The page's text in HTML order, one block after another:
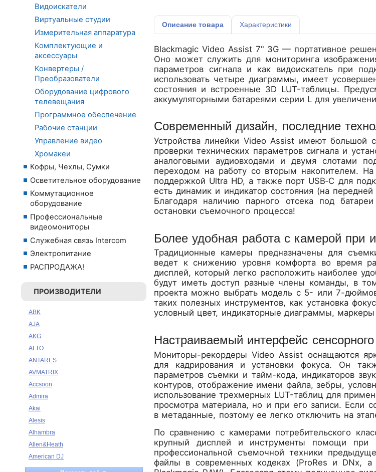
Видоискатели
Виртуальные студии
Измерительная аппаратура
Комплектующие и
аксессуары
Конвертеры /
Преобразователи
Оборудование цифрового
телевещания
Программное обеспечение
Рабочие станции
Управление видео
Хромакеи
Кофры, Чехлы, Сумки
Осветительное оборудование
Коммутационное
оборудование
Профессиональные
видеомониторы
Служебная связь Intercom
Электропитание
РАСПРОДАЖА!
ПРОИЗВОДИТЕЛИ
ABK
AJA
AKG
ALTO
ANTARES
AVMATRIX
Accsoon
Admira
Akai
Alesis
Alhambra
Allen&Heath
American DJ
Ampeg
Описание товара Характеристики
Blackmagic Video Assist 7" 3G — портативное
Оно может служить для мониторинга
параметров сигнала и как видоискатель при
использовать четыре диаграммы, имеет
состояния и встроенные 3D LUT-таблицы.
аккумуляторными батареями серии L для
Современный дизайн, последние
Устройства линейки Video Assist имеют большой
проверки технических параметров сигнала и
аналоговыми аудиовходами и двумя слотами
переходом на работу со вторым накопителем.
поддержкой Ultra HD, а также порт USB‑C для
есть динамик и индикатор состояния (на
Благодаря наличию парного отсека под
остановки съемочного процесса!
Более удобная работа с камерой при
Традиционные камеры предназначены для
ведет к снижению уровня комфорта во время
дисплей, который легко расположить наиболее
будут иметь доступ разные члены команды, в
проекта можно выбрать модель с 5- или 7-
таких полезных инструментов, как установка
условный цвет, индикаторные диаграммы,
Настраиваемый интерфейс
Мониторы-рекордеры Video Assist оснащаются
для кадрирования и установки фокуса. Он
параметров съемки и тайм-кода, индикаторов
контуров, отображение имени файла, зебры,
использование трехмерных LUT-таблиц для
просмотра материала, но и при его записи. Если
в метаданные, поэтому ее легко отключить на
По сравнению с камерами потребительского
крупный дисплей и инструменты помощи при
профессиональной съемочной техники
файлы в современных кодеках (ProRes и DNx,